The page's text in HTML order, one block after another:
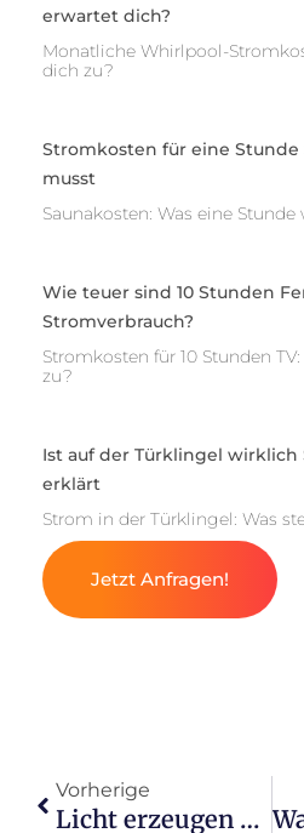
erwartet dich?
Monatliche Whirlpool-
dich zu?
Stromkosten für eine Stunde
musst
Saunakosten: Was eine
Wie teuer sind 10 Stunden
Stromverbrauch?
Stromkosten für 10 Stunden
zu?
Ist auf der Türklingel wirklich
erklärt
Strom in der Türklingel: Was
Jetzt Anfragen!
Vorherige
Licht erzeugen ohne Strom: Kreative Lösungen entdecken